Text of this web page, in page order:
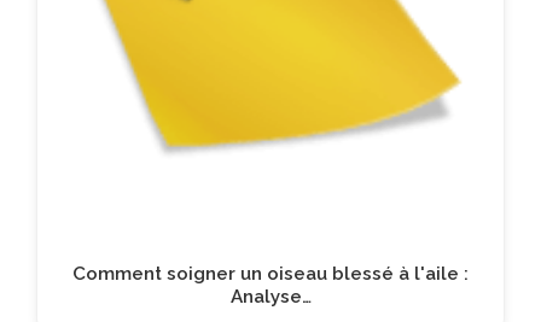
Comment soigner un oiseau blessé à l'aile :
Analyse…